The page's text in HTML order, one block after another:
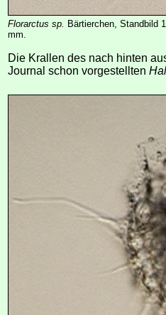
Florarctus sp. Bärtierchen, Standbild
mm.
Die Krallen des nach hinten
Journal schon vorgestellten